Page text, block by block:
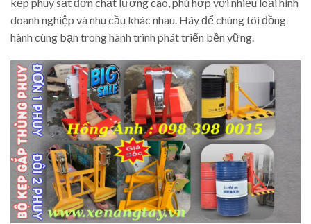
doanh nghiệp và nhu cầu khác nhau. Hãy để chúng tôi đồng
hành cùng bạn trong hành trình phát triển bền vững.